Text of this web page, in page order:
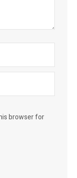
browser for